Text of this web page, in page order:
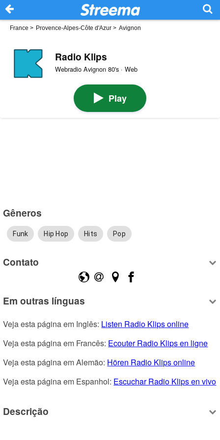
France > Provence-Alpes-Côte d'Azur > Avignon
Radio Klips
Webradio Avignon 80's · Web
Play
Gêneros
Funk Hip Hop Hits Pop
Contato
Em outras línguas
Veja esta página em Inglês: Listen Radio Klips online
Veja esta página em Francês: Ecouter Radio Klips en ligne
Veja esta página em Alemão: Hören Radio Klips online
Veja esta página em Espanhol: Escuchar Radio Klips en vivo
Descrição